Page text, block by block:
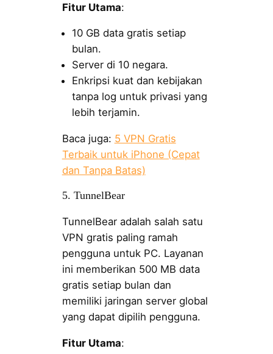
Fitur Utama:
10 GB data gratis setiap
bulan.
Server di 10 negara.
Enkripsi kuat dan kebijakan
tanpa log untuk privasi yang
lebih terjamin.
Baca juga: 5 VPN Gratis
Terbaik untuk iPhone (Cepat
dan Tanpa Batas)
5. TunnelBear
TunnelBear adalah salah satu
VPN gratis paling ramah
pengguna untuk PC. Layanan
ini memberikan 500 MB data
gratis setiap bulan dan
memiliki jaringan server global
yang dapat dipilih pengguna.
Fitur Utama: